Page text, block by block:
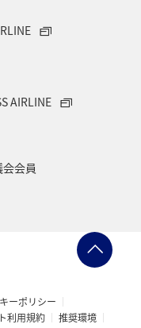
AIRLINE
会員
ーポリシー
利用規約
推奨環境